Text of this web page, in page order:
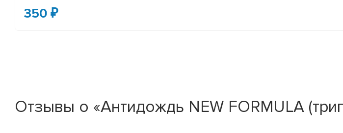
350 ₽
Отзывы о «Антидождь NEW FORMULA